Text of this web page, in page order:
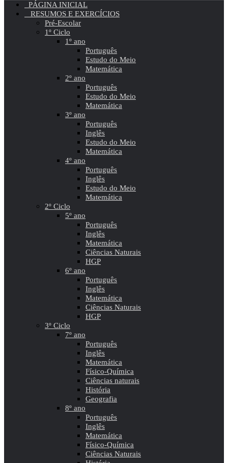
PÁGINA INICIAL
RESUMOS E EXERCÍCIOS
Pré-Escolar
1º Ciclo
1º ano
Português
Estudo do Meio
Matemática
2º ano
Português
Estudo do Meio
Matemática
3º ano
Português
Inglês
Estudo do Meio
Matemática
4º ano
Português
Inglês
Estudo do Meio
Matemática
2º Ciclo
5º ano
Português
Inglês
Matemática
Ciências Naturais
HGP
6º ano
Português
Inglês
Matemática
Ciências Naturais
HGP
3º Ciclo
7º ano
Português
Inglês
Matemática
Físico-Química
Ciências naturais
História
Geografia
8º ano
Português
Inglês
Matemática
Físico-Química
Ciências Naturais